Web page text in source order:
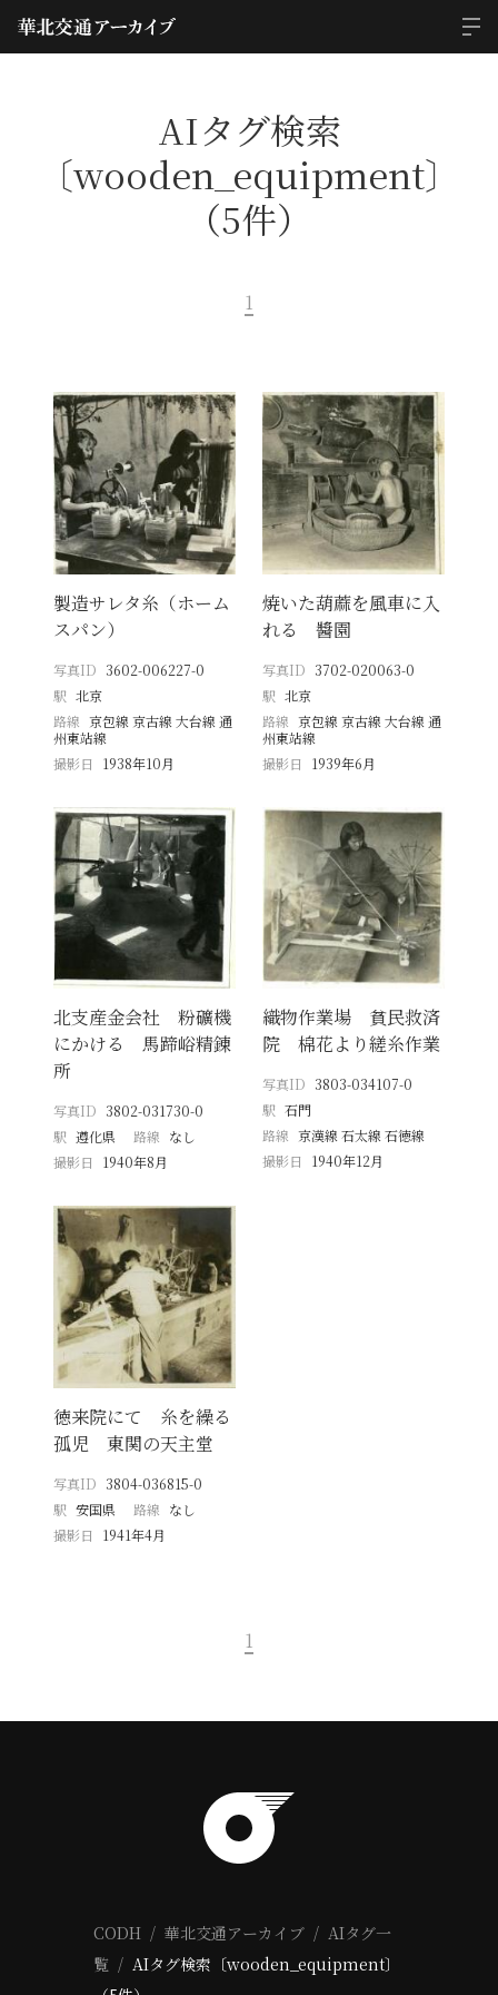
AIタグ検索
〔wooden_equipment〕
（5件）
1
製造サレタ糸（ホーム
スパン）
写真ID 3602-006227-0
駅 北京
路線 京包線 京古線 大台線 通
州東站線
撮影日
1938年10月
焼いた葫蔴を風車に入
れる 醬園
写真ID 3702-020063-0
駅 北京
路線 京包線 京古線 大台線 通
州東站線
撮影日
1939年6月
北支産金会社 粉礦機
にかける 馬蹄峪精錬
所
写真ID 3802-031730-0
駅 遵化県 路線 なし
撮影日
1940年8月
織物作業場 貧民救済
院 棉花より縒糸作業
写真ID 3803-034107-0
駅 石門
路線 京漢線 石太線 石徳線
撮影日
1940年12月
徳来院にて 糸を繰る
孤児 東関の天主堂
写真ID 3804-036815-0
駅 安国県 路線 なし
撮影日
1941年4月
1
CODH 華北交通アーカイブ
AIタグ一
覧
AIタグ検索〔wooden_equipment〕